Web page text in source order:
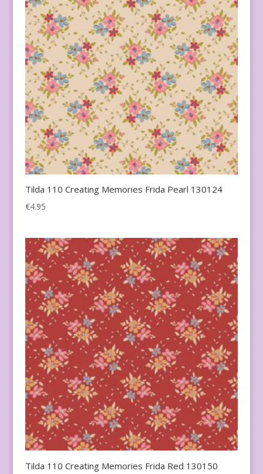
Tilda 110 Creating Memories Frida Pearl 130124
€4.95
Tilda 110 Creating Memories Frida Red 130150